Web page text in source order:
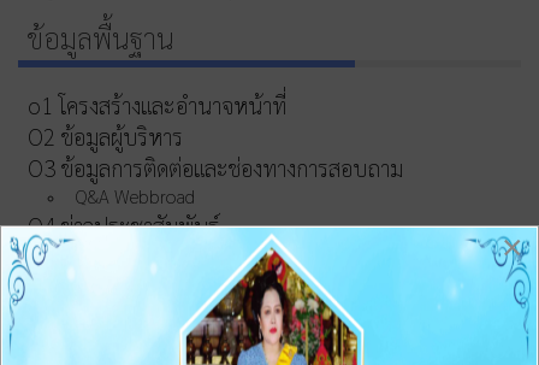
ข้อมูลพื้นฐาน
o1 โครงสร้างและอำนาจหน้าที่
O2 ข้อมูลผู้บริหาร
O3 ข้อมูลการติดต่อและช่องทางการสอบถาม
Q&A Webbroad
O4 ข่าวประชาสัมพันธ์
การบริหารงานและงบประมาณ
05 แผนยุทธศาสตร์หรือแผนพัฒนาหน่วยงาน
×